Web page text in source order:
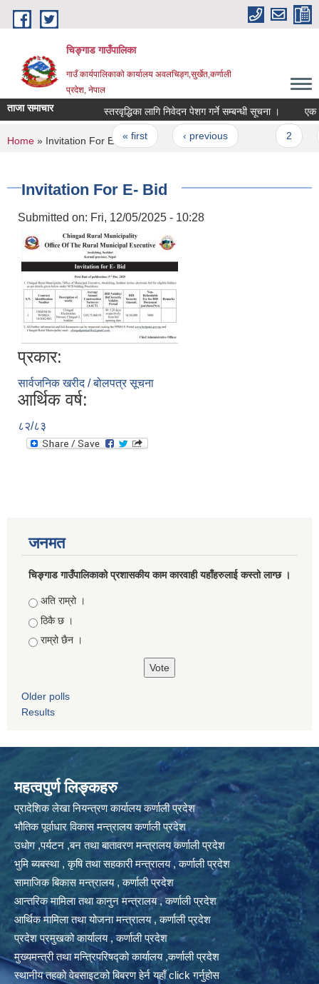
Skip to main content
चिङ्गाड गाउँपालिका
गाउँ कार्यपालिकाको कार्यालय अवलचिङ्ग,सुर्खेत,कर्णाली
प्रदेश, नेपाल
ताजा समाचार स्तरवृद्धिका लागि निवेदन पेशग गर्ने सम्बन्धी सूचना । एक वन
Pages
« first ‹ previous
You are here
Home » Invitation For E- Bid
Invitation For E- Bid
Submitted on: Fri, 12/05/2025 - 10:28
प्रकार:
सार्वजनिक खरीद / बोलपत्र सूचना
आर्थिक वर्ष:
८२/८३
जनमत
चिङ्गाड गाउँपालिकाको प्रशासकीय काम कारवाही यहाँहरुलाई कस्तो लाग्छ ।
Choices
अति राम्रो ।
ठिकै छ ।
राम्रो छैन ।
Older polls
Results
महत्वपुर्ण लिङ्कहरु
प्रादेशिक लेखा नियन्त्रण कार्यालय कर्णाली प्रदेश
भौतिक पूर्वाधार विकास मन्त्रालय कर्णाली प्रदेश
उधोग ,पर्यटन ,बन तथा बातावरण मन्त्रालय कर्णाली प्रदेश
भुमि ब्यबस्था , कृषि तथा सहकारी मन्त्रालय , कर्णाली प्रदेश
सामाजिक बिकास मन्त्रालय , कर्णाली प्रदेश
आन्तरिक मामिला तथा कानुन मन्त्रालय , कर्णाली प्रदेश
आर्थिक मामिला तथा योजना मन्त्रालय , कर्णाली प्रदेश
प्रदेश प्रमुखको कार्यालय , कर्णाली प्रदेश
मुख्यमन्त्री तथा मन्त्रिपरिषद्को कार्यालय ,कर्णाली प्रदेश
स्थानीय तहको वेबसाइटको बिबरण हेर्न यहाँ click गर्नुहोस